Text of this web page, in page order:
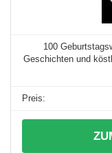
100
Geschichten und